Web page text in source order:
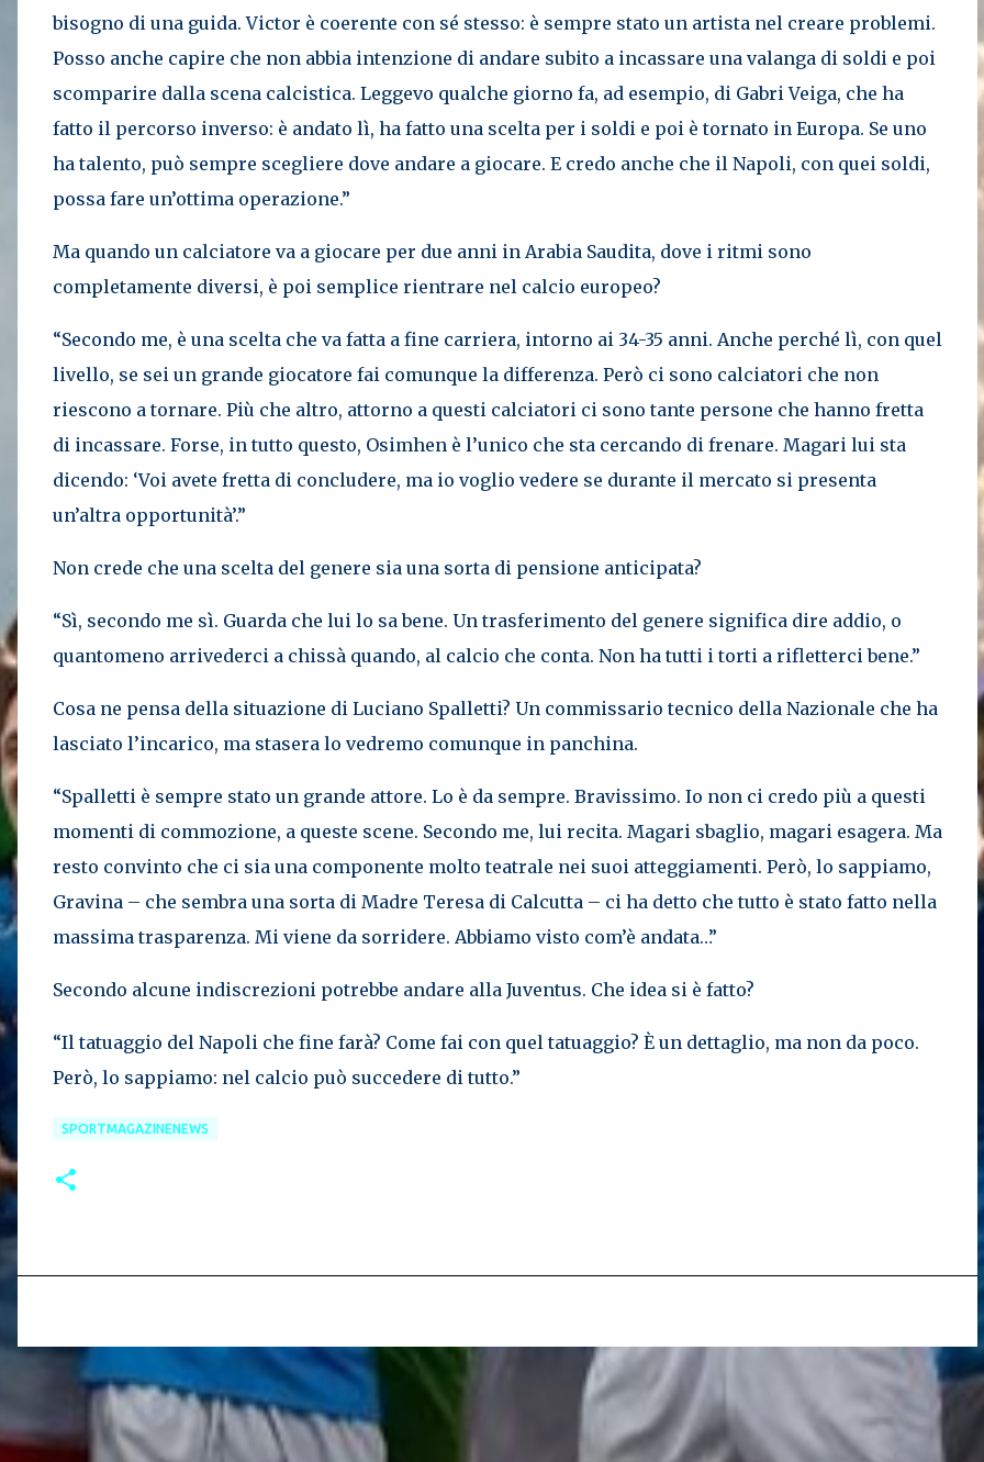
bisogno di una guida. Victor è coerente con sé stesso: è sempre stato un artista nel creare problemi.
Posso anche capire che non abbia intenzione di andare subito a incassare una valanga di soldi e poi
scomparire dalla scena calcistica. Leggevo qualche giorno fa, ad esempio, di Gabri Veiga, che ha
fatto il percorso inverso: è andato lì, ha fatto una scelta per i soldi e poi è tornato in Europa. Se uno
ha talento, può sempre scegliere dove andare a giocare. E credo anche che il Napoli, con quei soldi,
possa fare un’ottima operazione.”
Ma quando un calciatore va a giocare per due anni in Arabia Saudita, dove i ritmi sono
completamente diversi, è poi semplice rientrare nel calcio europeo?
“Secondo me, è una scelta che va fatta a fine carriera, intorno ai 34-35 anni. Anche perché lì, con quel
livello, se sei un grande giocatore fai comunque la differenza. Però ci sono calciatori che non
riescono a tornare. Più che altro, attorno a questi calciatori ci sono tante persone che hanno fretta
di incassare. Forse, in tutto questo, Osimhen è l’unico che sta cercando di frenare. Magari lui sta
dicendo: ‘Voi avete fretta di concludere, ma io voglio vedere se durante il mercato si presenta
un’altra opportunità’.”
Non crede che una scelta del genere sia una sorta di pensione anticipata?
“Sì, secondo me sì. Guarda che lui lo sa bene. Un trasferimento del genere significa dire addio, o
quantomeno arrivederci a chissà quando, al calcio che conta. Non ha tutti i torti a rifletterci bene.”
Cosa ne pensa della situazione di Luciano Spalletti? Un commissario tecnico della Nazionale che ha
lasciato l’incarico, ma stasera lo vedremo comunque in panchina.
“Spalletti è sempre stato un grande attore. Lo è da sempre. Bravissimo. Io non ci credo più a questi
momenti di commozione, a queste scene. Secondo me, lui recita. Magari sbaglio, magari esagera. Ma
resto convinto che ci sia una componente molto teatrale nei suoi atteggiamenti. Però, lo sappiamo,
Gravina – che sembra una sorta di Madre Teresa di Calcutta – ci ha detto che tutto è stato fatto nella
massima trasparenza. Mi viene da sorridere. Abbiamo visto com’è andata…”
Secondo alcune indiscrezioni potrebbe andare alla Juventus. Che idea si è fatto?
“Il tatuaggio del Napoli che fine farà? Come fai con quel tatuaggio? È un dettaglio, ma non da poco.
Però, lo sappiamo: nel calcio può succedere di tutto.”
SPORTMAGAZINENEWS